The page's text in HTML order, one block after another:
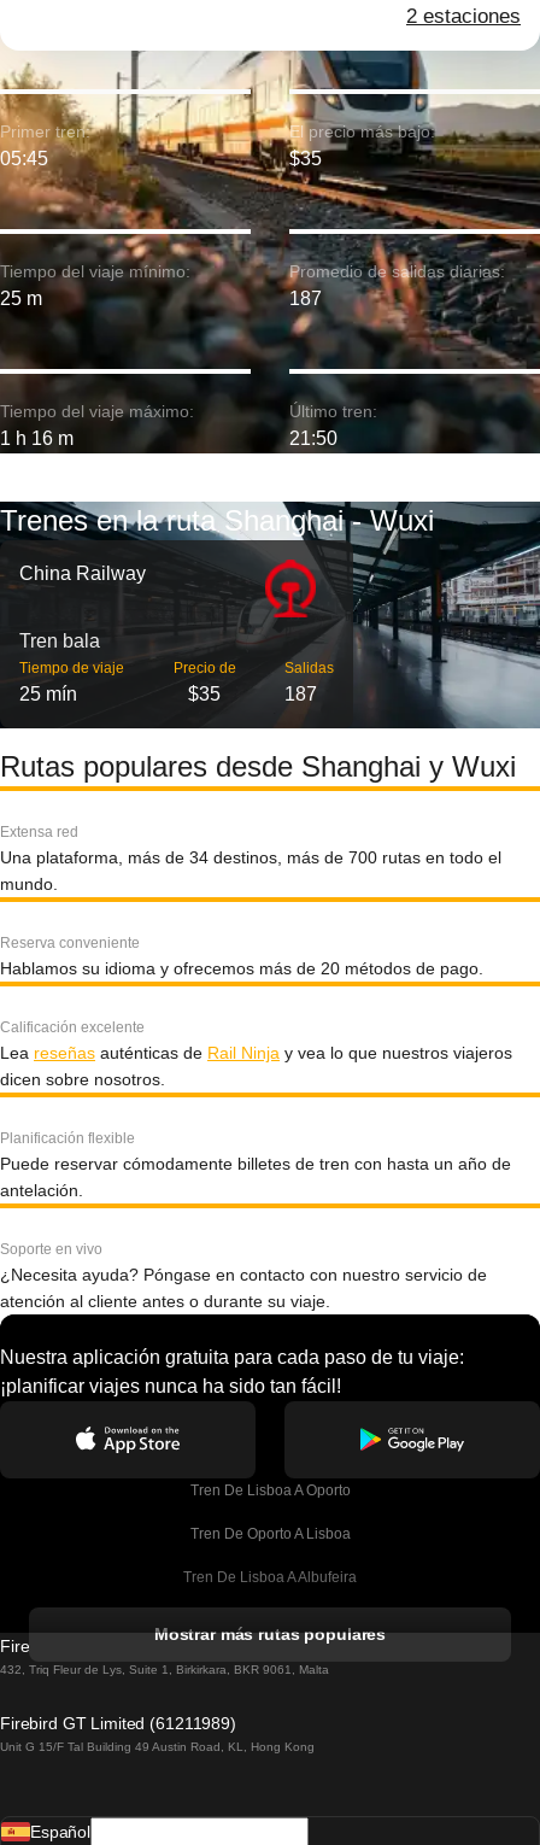
2 estaciones
Tiempo del viaje mínimo:
25 m
Primer tren:
05:45
Tiempo del viaje máximo:
1 h 16 m
El precio más bajo:
$35
Promedio de salidas diarias:
187
Último tren:
21:50
Trenes en la ruta Shanghai - Wuxi
China Railway
Tren bala
Tiempo de viaje
25 mín
Precio de
$35
Salidas
187
Rutas populares desde Shanghai y Wuxi
Extensa red
Una plataforma, más de 34 destinos, más de 700 rutas en todo el
mundo.
Reserva conveniente
Hablamos su idioma y ofrecemos más de 20 métodos de pago.
Calificación excelente
Lea reseñas auténticas de Rail Ninja y vea lo que nuestros viajeros
dicen sobre nosotros.
Planificación flexible
Puede reservar cómodamente billetes de tren con hasta un año de
antelación.
Soporte en vivo
¿Necesita ayuda? Póngase en contacto con nuestro servicio de
atención al cliente antes o durante su viaje.
Nuestra aplicación gratuita para cada paso de tu viaje:
¡planificar viajes nunca ha sido tan fácil!
Tren De Lisboa A Oporto
Tren De Oporto A Lisboa
Tren De Lisboa A Albufeira
Tren De Lisboa A Lagos
Tren De Lisboa A Madrid
Mostrar más rutas populares
Firebird GT Limited (OC 1451)
432, Triq Fleur de Lys, Suite 1, Birkirkara, BKR 9061, Malta
Firebird GT Limited (61211989)
Unit G 15/F Tal Building 49 Austin Road, KL, Hong Kong
Español